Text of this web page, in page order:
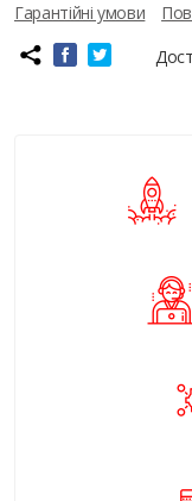
Гарантійні умови